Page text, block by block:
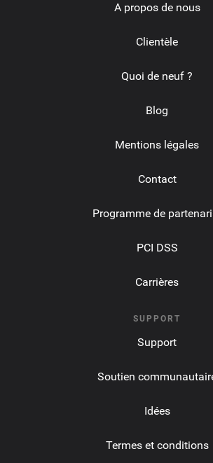
A propos de nous
Clientèle
Quoi de neuf ?
Blog
Mentions légales
Contact
Programme de
PCI DSS
Carrières
SUPPORT
Support
Soutien
Idées
Termes et conditions